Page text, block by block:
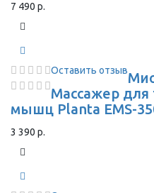
7 490 р.
Оставить отзыв
Массажер для
мышц Planta EMS-
3 390 р.